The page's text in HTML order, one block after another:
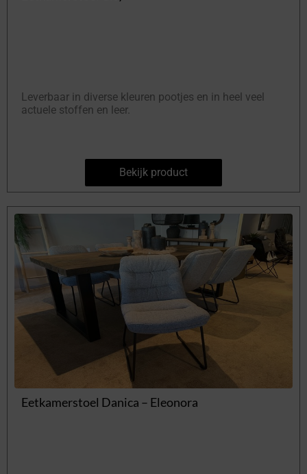
Leverbaar in diverse kleuren pootjes en in heel veel
actuele stoffen en leer.
Bekijk product
Eetkamerstoel Danica – Eleonora